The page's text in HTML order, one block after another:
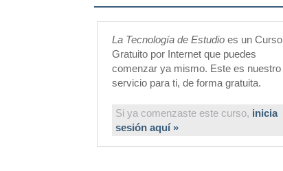
La Tecnología de Estudio es un Curso
Gratuito por Internet que puedes
comenzar ya mismo. Este es nuestro
servicio para ti, de forma gratuita.
Si ya comenzaste este curso, inicia
sesión aquí »